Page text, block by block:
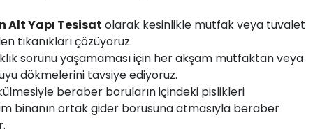
Alt Yapı Tesisat olarak kesinlikle mutfak veya tuvalet
tıkanıkları çözüyoruz.
sorunu yaşamaması için her akşam mutfaktan veya
dökmelerini tavsiye ediyoruz.
beraber boruların içindeki pislikleri
binanın ortak gider borusuna atmasıyla beraber